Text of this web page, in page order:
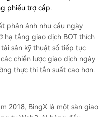
phiếu trợ cấp.
phản ánh nhu cầu ngày
hạ tầng giao dịch BOT thích
sản kỹ thuật số tiếp tục
chiến lược giao dịch ngày
thực thi tần suất cao hơn.
2018, BingX là một sàn giao